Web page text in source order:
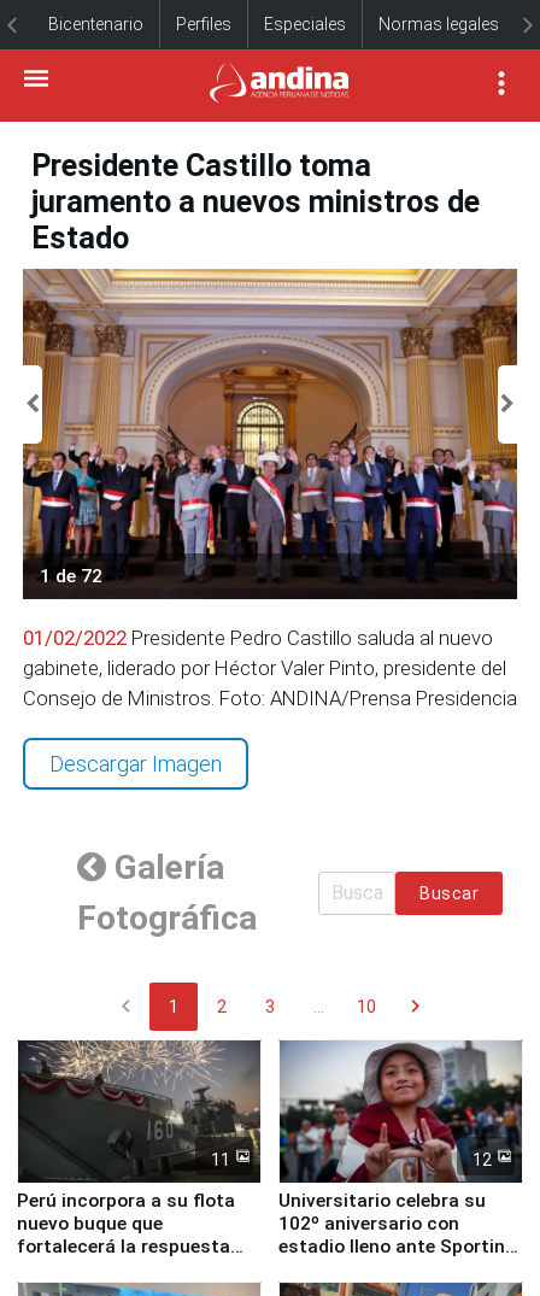
Bicentenario Perfiles Especiales Normas legales
Presidente Castillo toma
juramento a nuevos ministros de
Estado
1 de 72
01/02/2022 Presidente Pedro Castillo saluda al nuevo
gabinete, liderado por Héctor Valer Pinto, presidente del
Consejo de Ministros. Foto: ANDINA/Prensa Presidencia
Descargar Imagen
Galería
Fotográfica
Buscar
chevron_left 1 2 3 10 chevron_right
11
Perú incorpora a su flota
nuevo buque que
fortalecerá la respuesta
12
Universitario celebra su
102º aniversario con
estadio lleno ante Sporting